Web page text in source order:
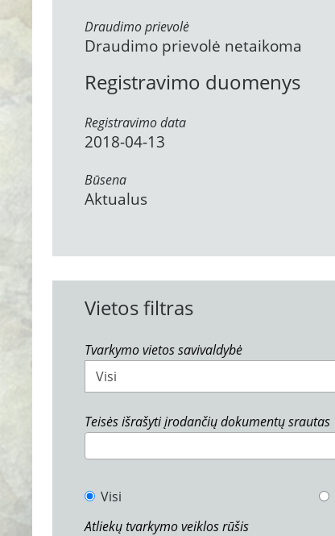
Draudimo prievolė
Draudimo prievolė netaikoma
Registravimo duomenys
Registravimo data
2018-04-13
Būsena
Aktualus
Vietos filtras
Tvarkymo vietos savivaldybė
Visi
Teisės išrašyti įrodančių dokumentų srautas
Visi
Atliekų tvarkymo veiklos rūšis